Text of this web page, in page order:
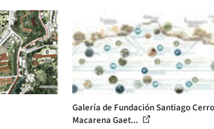
Galería de Fundación Santiago
Macarena Gaet...